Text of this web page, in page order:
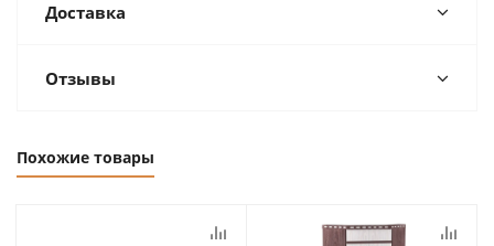
Доставка
Отзывы
Похожие товары